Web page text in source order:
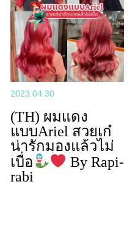
2023.04.30
(TH) ผมแดง
แบบAriel สวยเก๋
น่ารักมองแล้วไม่
เบื่อ
By Rapi-
rabi